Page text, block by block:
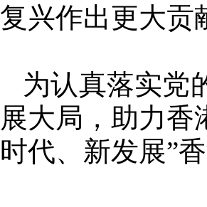
复兴作出更大贡
为认真落实党
展大局，助力香
时代、新发展”